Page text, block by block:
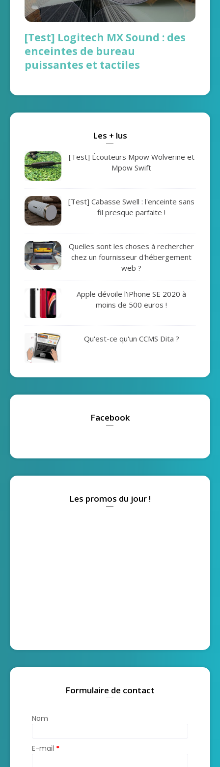
[Test] Logitech MX Sound : des
enceintes de bureau
puissantes et tactiles
Les + lus
[Test] Écouteurs Mpow Wolverine et
Mpow Swift
[Test] Cabasse Swell : l'enceinte sans
fil presque parfaite !
Quelles sont les choses à rechercher
chez un fournisseur d'hébergement
web ?
Apple dévoile l'iPhone SE 2020 à
moins de 500 euros !
Qu'est-ce qu'un CCMS Dita ?
Facebook
Les promos du jour !
Formulaire de contact
Nom
E-mail *